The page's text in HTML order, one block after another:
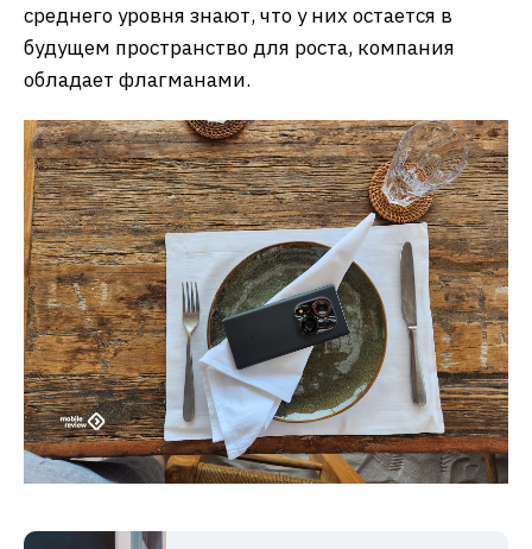
среднего уровня знают, что у них остается в
будущем пространство для роста, компания
обладает флагманами.